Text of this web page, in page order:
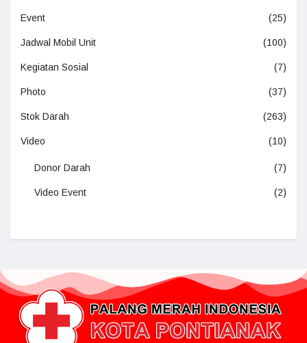
Event (25)
Jadwal Mobil Unit (100)
Kegiatan Sosial (7)
Photo (37)
Stok Darah (263)
Video (10)
Donor Darah (7)
Video Event (2)